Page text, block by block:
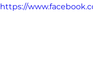
https://